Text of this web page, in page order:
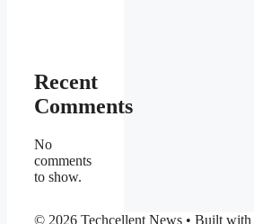
Recent
Comments
No
comments
to show.
© 2026 Techcellent News • Built with